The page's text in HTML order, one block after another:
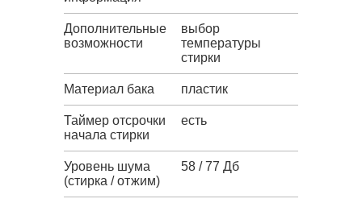
Дополнительные
возможности
выбор
температуры
стирки
Материал бака пластик
Таймер отсрочки
начала стирки
есть
Уровень шума
(стирка / отжим)
58 / 77 Дб